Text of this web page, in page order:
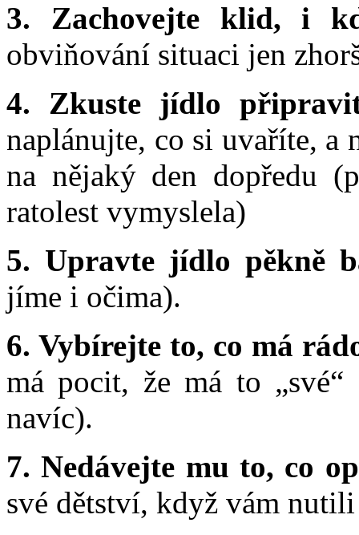
3. Zachovejte klid, i
obviňování situaci jen
4. Zkuste jídlo
naplánujte, co si uvaříte, a
na nějaký den dopředu
ratolest vymyslela)
5. Upravte jídlo pěkně
jíme i očima).
6. Vybírejte to, co má
má pocit, že má to
navíc).
7. Nedávejte mu to, co
své dětství, když vám